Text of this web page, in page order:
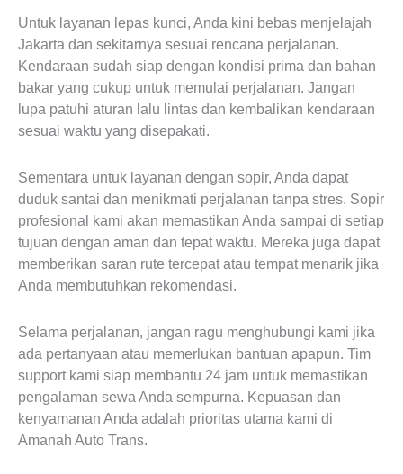
Untuk layanan lepas kunci, Anda kini bebas menjelajah
Jakarta dan sekitarnya sesuai rencana perjalanan.
Kendaraan sudah siap dengan kondisi prima dan bahan
bakar yang cukup untuk memulai perjalanan. Jangan
lupa patuhi aturan lalu lintas dan kembalikan kendaraan
sesuai waktu yang disepakati.
Sementara untuk layanan dengan sopir, Anda dapat
duduk santai dan menikmati perjalanan tanpa stres. Sopir
profesional kami akan memastikan Anda sampai di setiap
tujuan dengan aman dan tepat waktu. Mereka juga dapat
memberikan saran rute tercepat atau tempat menarik jika
Anda membutuhkan rekomendasi.
Selama perjalanan, jangan ragu menghubungi kami jika
ada pertanyaan atau memerlukan bantuan apapun. Tim
support kami siap membantu 24 jam untuk memastikan
pengalaman sewa Anda sempurna. Kepuasan dan
kenyamanan Anda adalah prioritas utama kami di
Amanah Auto Trans.